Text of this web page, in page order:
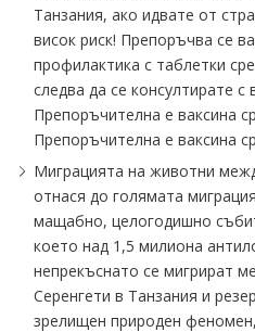
Танзания, ако идвате от
висок риск! Препоръчва се
профилактика с таблетки
следва да се консултирате с
Препоръчителна е ваксина
Препоръчителна е ваксина
Миграцията на животни
отнася до голямата
мащабно, целогодишно
което над 1,5 милиона
непрекъснато се мигрират
Серенгети в Танзания и
зрелищен природен